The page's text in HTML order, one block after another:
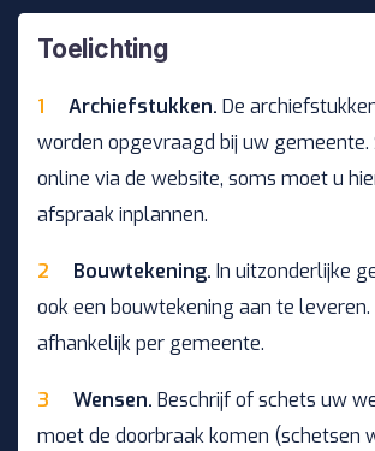
Toelichting
Archiefstukken. De
worden opgevraagd bij uw gemeente.
online via de website, soms moet u
afspraak inplannen.
Bouwtekening. In uitzonderlijke
ook een bouwtekening aan te leveren.
afhankelijk per gemeente.
Wensen. Beschrijf of schets uw
moet de doorbraak komen (schetsen